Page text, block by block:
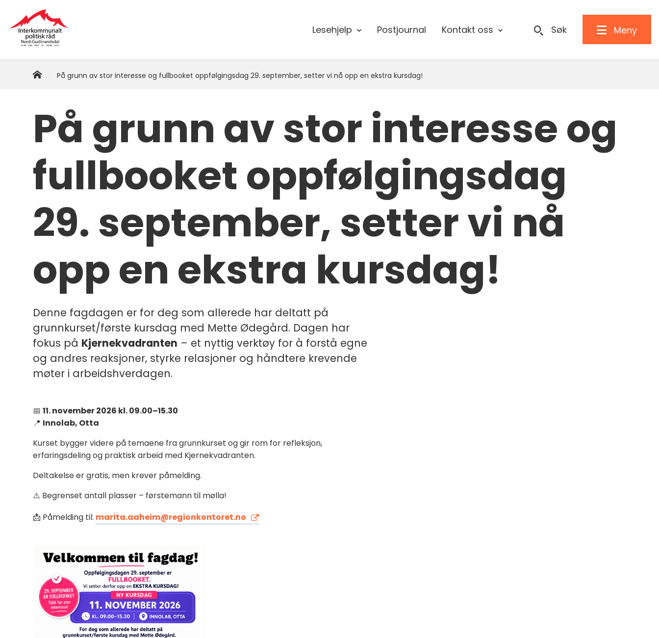
Interkommunalt
råd
Gudbrandsdal
Lesehjelp Postjournal Kontakt oss Søk Meny
DuHjemPå grunn av stor interesse og fullbooket oppfølgingsdag 29. september, setter vi nå opp en ekstra kursdag!
På grunn av stor interesse og
fullbooket oppfølgingsdag
29. september, setter vi nå
opp en ekstra kursdag!
Denne fagdagen er for deg som allerede har deltatt på
grunnkurset/første kursdag med Mette Ødegård. Dagen har
fokus på Kjernekvadranten – et nyttig verktøy for å forstå egne
og andres reaksjoner, styrke relasjoner og håndtere krevende
møter i arbeidshverdagen.
📅11. november 2026 kl. 09.00–15.30
📍 Innolab, Otta
Kurset bygger videre på temaene fra grunnkurset og gir rom for refleksjon,
erfaringsdeling og praktisk arbeid med Kjernekvadranten.
Deltakelse er gratis, men krever påmelding.
⚠️ Begrenset antall plasser – førstemann til mølla!
📩 Påmelding til: marita.aaheim@regionkontoret.no